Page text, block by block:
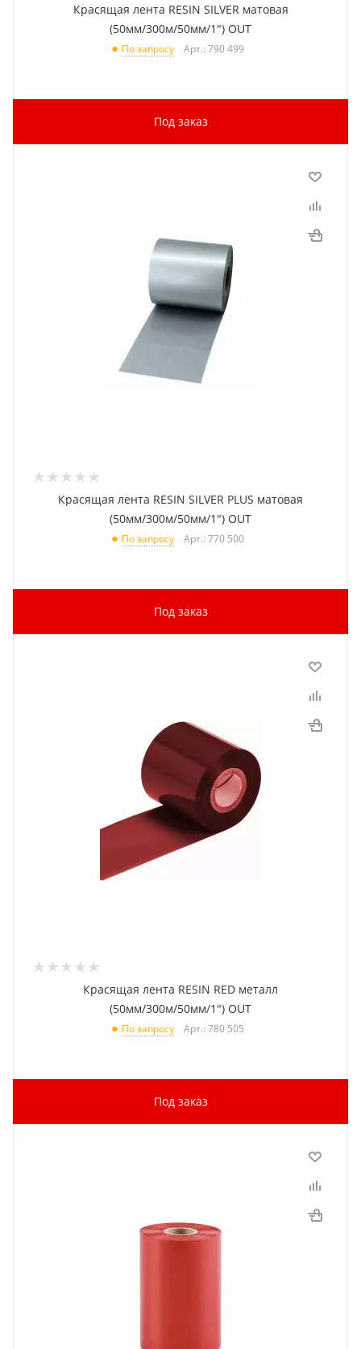
Красящая лента RESIN SILVER матовая
(50мм/300м/50мм/1") OUT
По запросу Арт.: 790 499
Под заказ
Красящая лента RESIN SILVER PLUS матовая
(50мм/300м/50мм/1") OUT
По запросу Арт.: 770 500
Под заказ
Красящая лента RESIN RED металл
(50мм/300м/50мм/1") OUT
По запросу Арт.: 780 505
Под заказ